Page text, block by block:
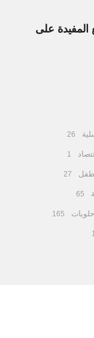
على
26
1
27
65
165